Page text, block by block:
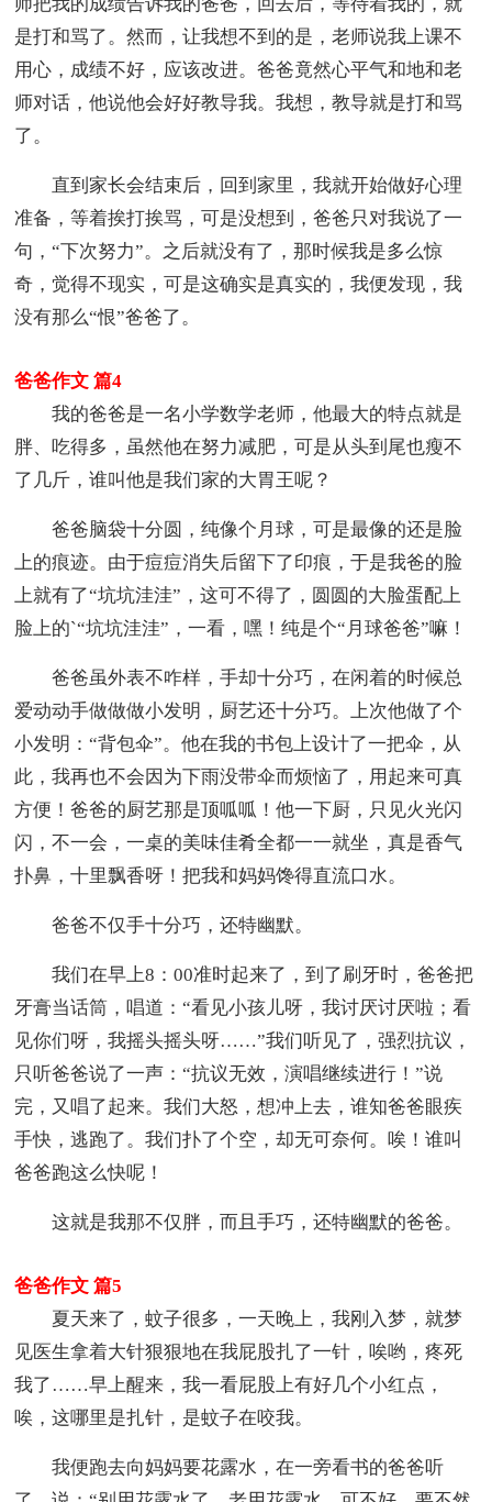
是打和骂了。然而，让我想不到的是，老师说我上课不
用心，成绩不好，应该改进。爸爸竟然心平气和地和老
师对话，他说他会好好教导我。我想，教导就是打和骂
了。
直到家长会结束后，回到家里，我就开始做好心理
准备，等着挨打挨骂，可是没想到，爸爸只对我说了一
句，“下次努力”。之后就没有了，那时候我是多么惊
奇，觉得不现实，可是这确实是真实的，我便发现，我
没有那么“恨”爸爸了。
爸爸作文 篇4
我的爸爸是一名小学数学老师，他最大的特点就是
胖、吃得多，虽然他在努力减肥，可是从头到尾也瘦不
了几斤，谁叫他是我们家的大胃王呢？
爸爸脑袋十分圆，纯像个月球，可是最像的还是脸
上的痕迹。由于痘痘消失后留下了印痕，于是我爸的脸
上就有了“坑坑洼洼”，这可不得了，圆圆的大脸蛋配上
脸上的`“坑坑洼洼”，一看，嘿！纯是个“月球爸爸”嘛！
爸爸虽外表不咋样，手却十分巧，在闲着的时候总
爱动动手做做做小发明，厨艺还十分巧。上次他做了个
小发明：“背包伞”。他在我的书包上设计了一把伞，从
此，我再也不会因为下雨没带伞而烦恼了，用起来可真
方便！爸爸的厨艺那是顶呱呱！他一下厨，只见火光闪
闪，不一会，一桌的美味佳肴全都一一就坐，真是香气
扑鼻，十里飘香呀！把我和妈妈馋得直流口水。
爸爸不仅手十分巧，还特幽默。
我们在早上8：00准时起来了，到了刷牙时，爸爸把
牙膏当话筒，唱道：“看见小孩儿呀，我讨厌讨厌啦；看
见你们呀，我摇头摇头呀……”我们听见了，强烈抗议，
只听爸爸说了一声：“抗议无效，演唱继续进行！”说
完，又唱了起来。我们大怒，想冲上去，谁知爸爸眼疾
手快，逃跑了。我们扑了个空，却无可奈何。唉！谁叫
爸爸跑这么快呢！
这就是我那不仅胖，而且手巧，还特幽默的爸爸。
爸爸作文 篇5
夏天来了，蚊子很多，一天晚上，我刚入梦，就梦
见医生拿着大针狠狠地在我屁股扎了一针，唉哟，疼死
我了……早上醒来，我一看屁股上有好几个小红点，
唉，这哪里是扎针，是蚊子在咬我。
我便跑去向妈妈要花露水，在一旁看书的爸爸听